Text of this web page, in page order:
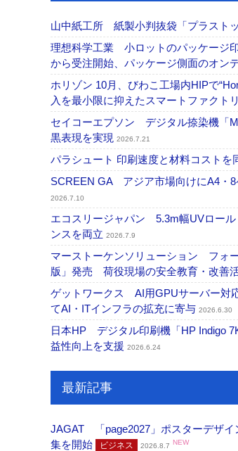
山中紙工所 紙製小判抜袋「プラスト
理想科学工業 小ロットのパッケージ
から受注開始、パッケージ側面のオン
ホリゾン 10月、びわこ工場内HIPで
入を最小限に抑えたスマートファクト
セイコーエプソン デジタル捺染機「
黒表現を実現 2026.7.21
パラシュート 印刷速度と材料コスト
SCREEN GA アジア市場向けにA4・
2026.7.10
エコスリージャパン 5.3m幅UVロー
ンスを両立 2026.7.9
マーストーケンソリューション フォ
版」発売 荷役現場の安全教育・改善
ゲットワークス AI用GPUサーバー対
てAI・ITインフラの拡充に寄与 2026.6.30
日本HP デジタル印刷機「HP Indigo
益性向上を支援 2026.6.24
最新記事
JAGAT 「page2027」ポスターデザ
集を開始
ビジネス 2026.8.7 NEW